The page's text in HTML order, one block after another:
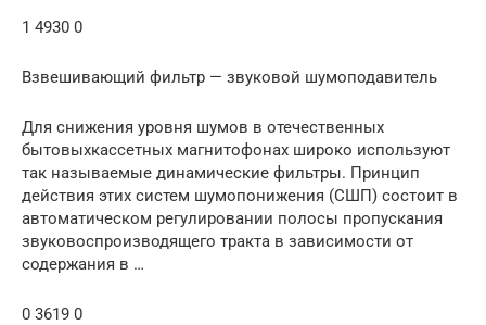
1 4930 0
Взвешивающий фильтр — звуковой шумоподавитель
Для снижения уровня шумов в отечественных
бытовыхкассетных магнитофонах широко используют
так называемые динамические фильтры. Принцип
действия этих систем шумопонижения (СШП) состоит в
автоматическом регулировании полосы пропускания
звуковоспроизводящего тракта в зависимости от
содержания в …
0 3619 0